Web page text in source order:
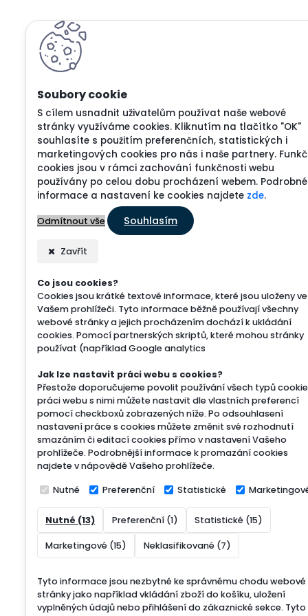
S cílem usnadnit uživatelům používat naše webové
stránky využíváme cookies. Kliknutím na tlačítko "OK"
souhlasíte s použitím preferenčních, statistických i
marketingových cookies pro nás i naše partnery.
cookies jsou v rámci zachování funkčnosti webu
používány po celou dobu procházení webem. Podrobné
informace a nastavení ke cookies najdete zde.
Odmítnout vše Souhlasím
Zavřít
Co jsou cookies?
Cookies jsou krátké textové informace, které jsou uloženy ve
Vašem prohlížeči. Tyto informace běžně používají všechny
webové stránky a jejich procházením dochází k ukládání
cookies. Pomocí partnerských skriptů, které mohou stránky
používat (například Google analytics
Jak lze nastavit práci webu s cookies?
Přestože doporučujeme povolit používání všech typů
práci webu s nimi můžete nastavit dle vlastních preferencí
pomocí checkboxů zobrazených níže. Po odsouhlasení
nastavení práce s cookies můžete změnit své rozhodnutí
smazáním či editací cookies přímo v nastavení Vašeho
prohlížeče. Podrobnější informace k promazání cookies
najdete v nápovědě Vašeho prohlížeče.
Nutné Preferenční Statistické
Nutné (13) Preferenční (1) Statistické (15)
Marketingové (15) Neklasifikované (7)
Tyto informace jsou nezbytné ke správnému chodu webové
stránky jako například vkládání zboží do košíku, uložení
vyplněných údajů nebo přihlášení do zákaznické sekce. Tyto